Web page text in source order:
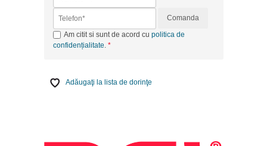
Comanda
Am citit si sunt de acord cu politica de
confidențialitate.
Adăugaţi la lista de dorinţe